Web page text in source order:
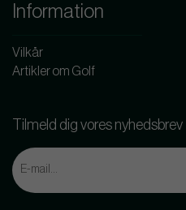
Information
Vilkår
Artikler om Golf
Tilmeld dig vores nyhedsbrev